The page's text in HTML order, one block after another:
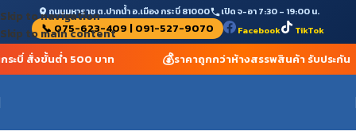
Skip to navigation
Skip to main content
ถนนมหาราช ต.ปากน้ำ อ.เมือง กระบี่ 81000 เปิด จ-อา 7:30 – 19:00 น.
📞 075-623-409 | 091-527-9070 Facebook TikTok
ระบี่ สั่งขั้นต่ำ 500 บาท 💰ราคาถูกกว่าห้างสรรพสินค้า รับประกัน